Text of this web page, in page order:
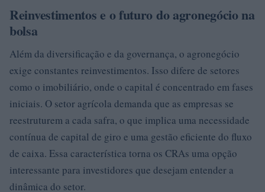
Reinvestimentos e o futuro do agronegócio na
bolsa
Além da diversificação e da governança, o agronegócio
exige constantes reinvestimentos. Isso difere de setores
como o imobiliário, onde o capital é concentrado em fases
iniciais. O setor agrícola demanda que as empresas se
reestruturem a cada safra, o que implica uma necessidade
contínua de capital de giro e uma gestão eficiente do fluxo
de caixa. Essa característica torna os CRAs uma opção
interessante para investidores que desejam entender a
dinâmica do setor.